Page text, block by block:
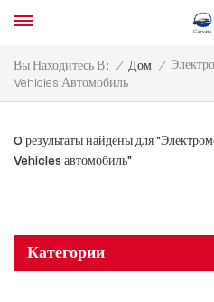
Вы Находитесь В : / Дом /
Vehicles Автомобиль
0 результаты найдены для
Vehicles автомобиль"
Категории